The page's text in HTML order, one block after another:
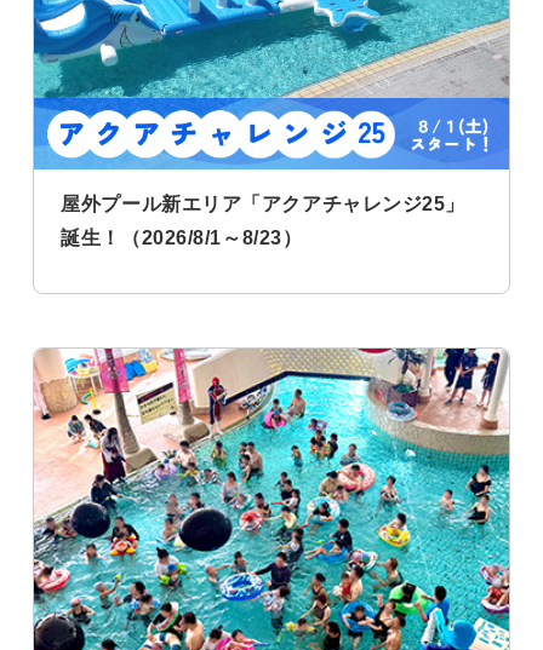
屋外プール新エリア「アクアチャレンジ25」
誕生！（2026/8/1～8/23）